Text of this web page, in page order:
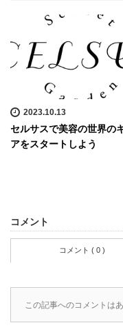
2023.10.13
セルサスで美容の世界の
アをスタートしよう
コメント
コメント ( 0 )
この記事へのコメントはあ